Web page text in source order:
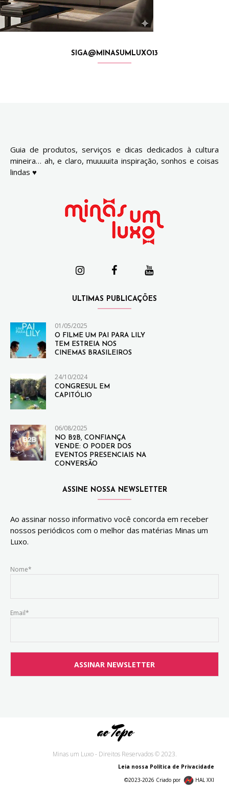
SIGA@MINASUMLUXO13
Guia de produtos, serviços e dicas dedicados à cultura
mineira… ah, e claro, muuuuita inspiração, sonhos e coisas
lindas ♥
ULTIMAS PUBLICAÇÕES
01/05/2025
O FILME UM PAI PARA LILY
TEM ESTREIA NOS
CINEMAS BRASILEIROS
24/10/2024
CONGRESUL EM
CAPITÓLIO
06/08/2025
NO B2B, CONFIANÇA
VENDE: O PODER DOS
EVENTOS PRESENCIAIS NA
CONVERSÃO
ASSINE NOSSA NEWSLETTER
Ao assinar nosso informativo você concorda em receber
nossos periódicos com o melhor das matérias Minas um
Luxo.
Nome*
Email*
ao Topo
Minas um Luxo - Direitos Reservados © 2023.
Leia nossa Política de Privacidade
©2023-2026 Criado por
HAL XXI